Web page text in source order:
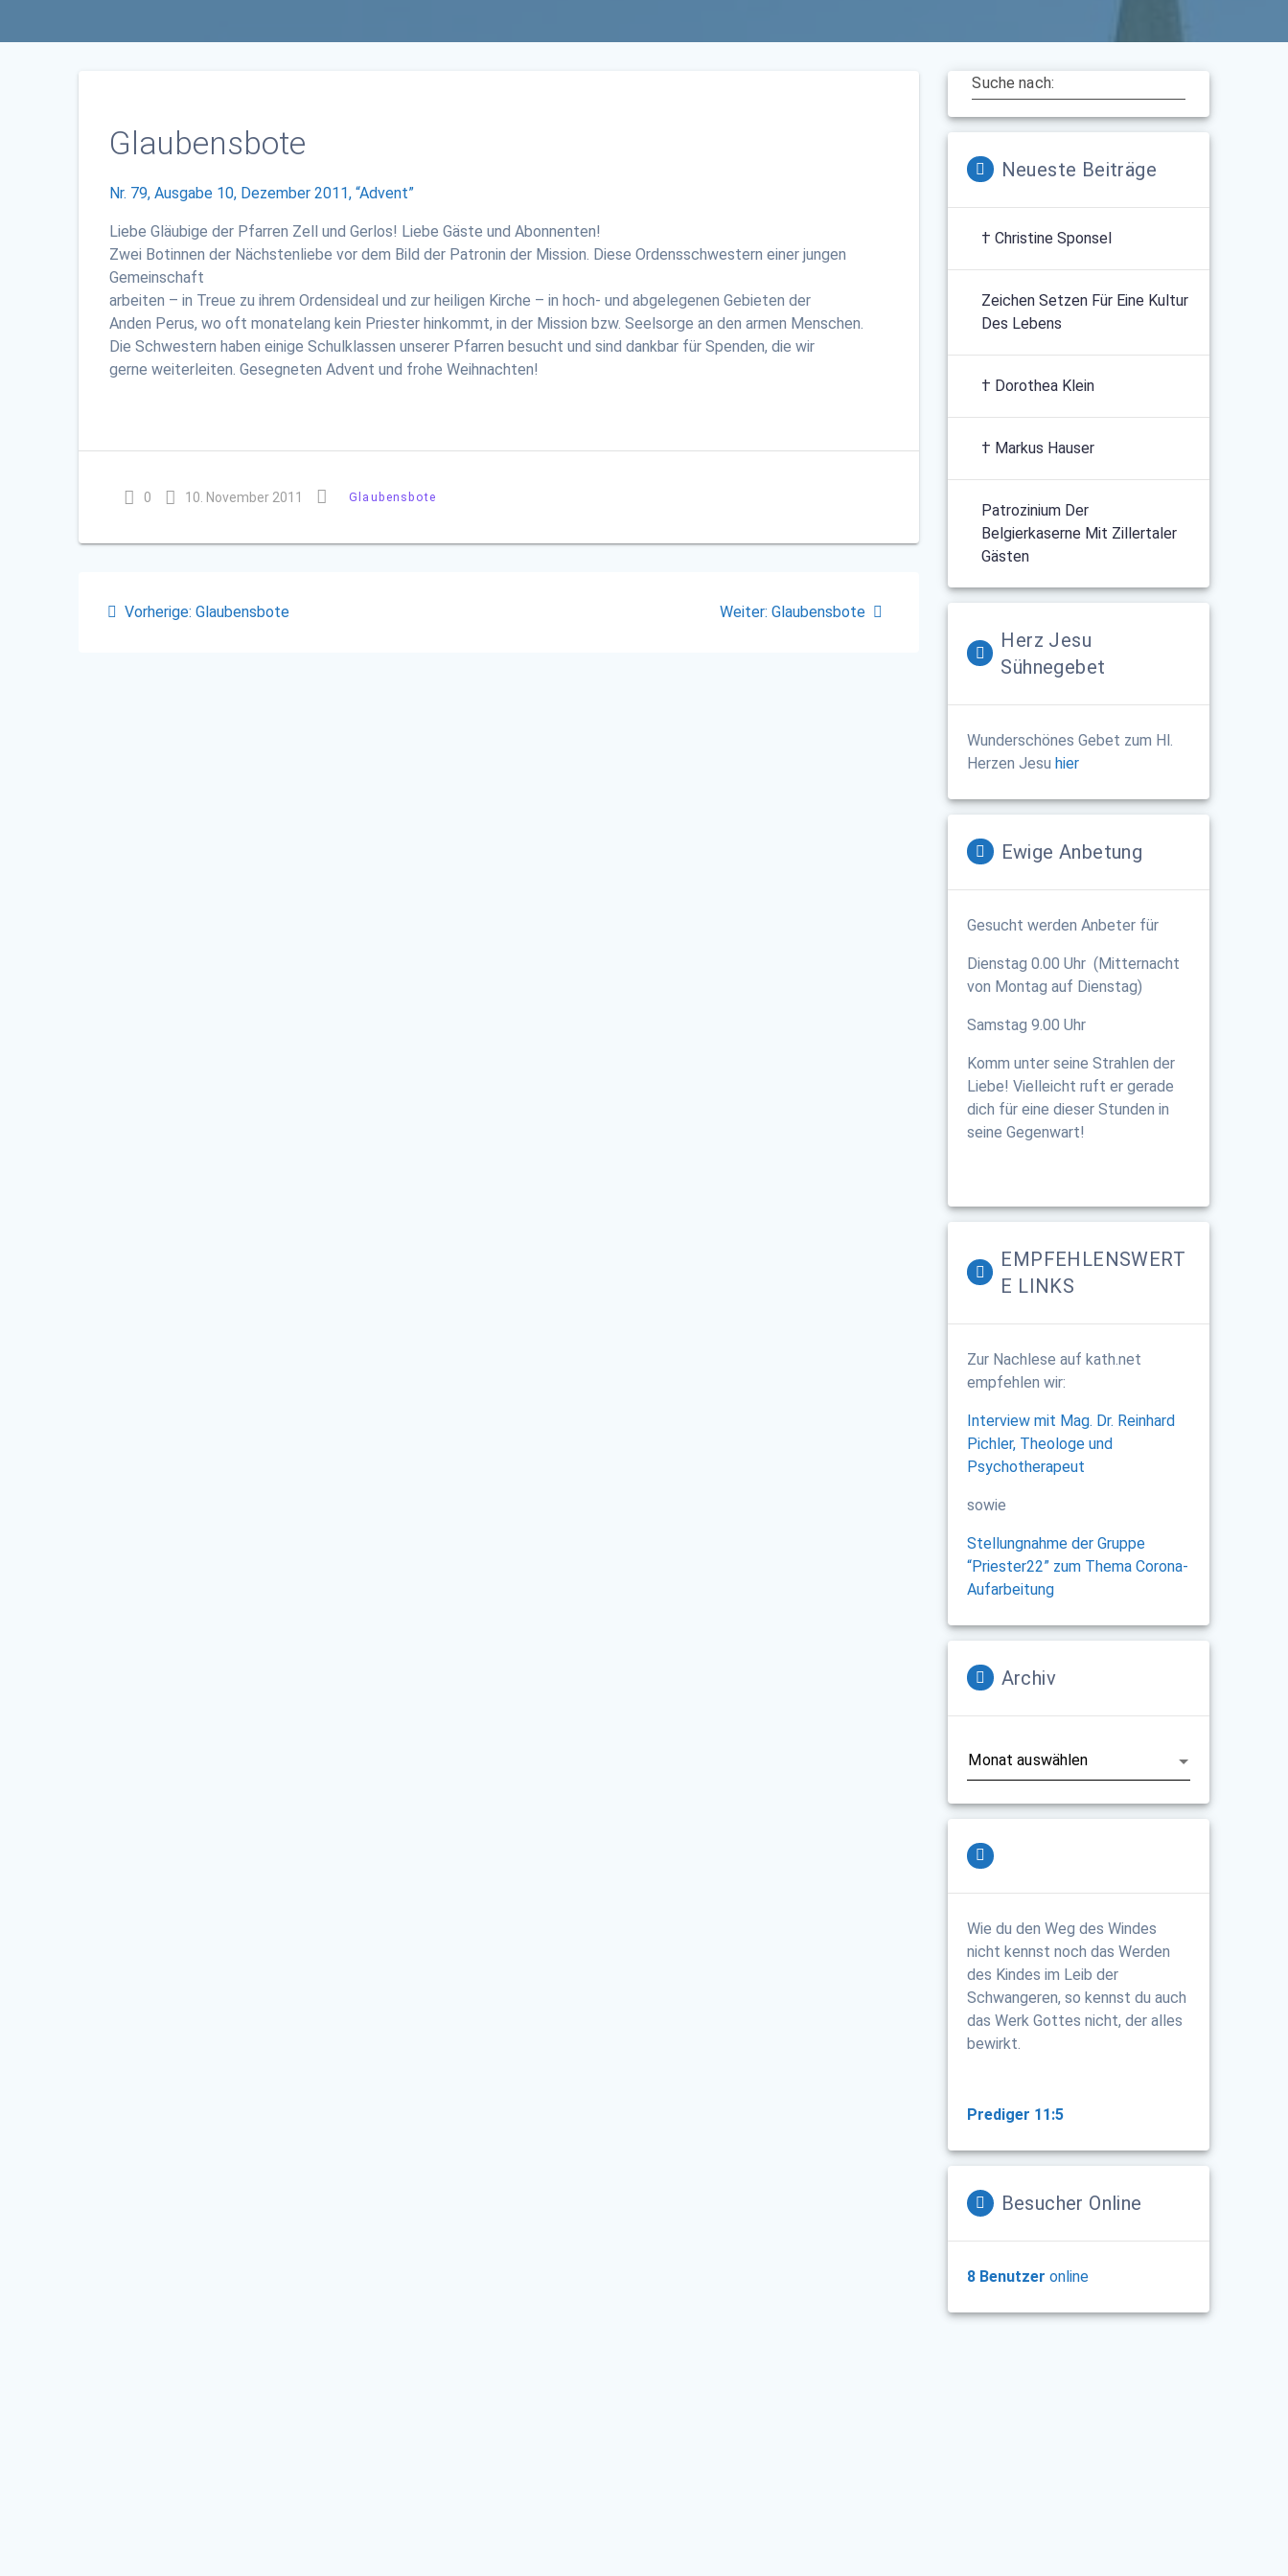
Glaubensbote
Nr. 79, Ausgabe 10, Dezember 2011, “Advent”
Liebe Gläubige der Pfarren Zell und Gerlos! Liebe Gäste und Abonnenten!
Zwei Botinnen der Nächstenliebe vor dem Bild der Patronin der Mission. Diese Ordensschwestern einer jungen
Gemeinschaft
arbeiten – in Treue zu ihrem Ordensideal und zur heiligen Kirche – in hoch- und abgelegenen Gebieten der
Anden Perus, wo oft monatelang kein Priester hinkommt, in der Mission bzw. Seelsorge an den armen Menschen.
Die Schwestern haben einige Schulklassen unserer Pfarren besucht und sind dankbar für Spenden, die wir
gerne weiterleiten. Gesegneten Advent und frohe Weihnachten!
0 10. November 2011 Glaubensbote
Beitragsnavigation
Vorherige: Vorheriger
Glaubensbote Weiter: Nächster
Glaubensbote
Suche nach:
Neueste Beiträge
† Christine Sponsel
Zeichen Setzen Für Eine Kultur
Des Lebens
† Dorothea Klein
† Markus Hauser
Patrozinium Der
Belgierkaserne Mit Zillertaler
Gästen
Herz Jesu
Sühnegebet
Wunderschönes Gebet zum Hl.
Herzen Jesuhier
Ewige Anbetung
Gesucht werden Anbeter für
Dienstag 0.00 Uhr (Mitternacht
von Montag auf Dienstag)
Samstag 9.00 Uhr
Komm unter seine Strahlen der
Liebe! Vielleicht ruft er gerade
dich für eine dieser Stunden in
seine Gegenwart!
EMPFEHLENSWERT
E LINKS
Zur Nachlese auf kath.net
empfehlen wir:
Interview mit Mag. Dr. Reinhard
Pichler, Theologe und
Psychotherapeut
sowie
Stellungnahme der Gruppe
“Priester22” zum Thema Corona-
Aufarbeitung
Archiv
Wie du den Weg des Windes
nicht kennst noch das Werden
des Kindes im Leib der
Schwangeren, so kennst du auch
das Werk Gottes nicht, der alles
bewirkt.
Prediger 11:5
Besucher Online
8 Benutzer online